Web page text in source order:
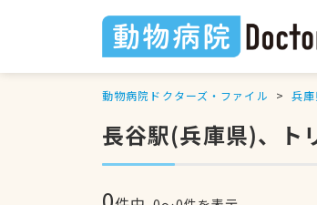
動物病院ドクターズ・ファイル 兵
長谷駅(兵庫県)、ト